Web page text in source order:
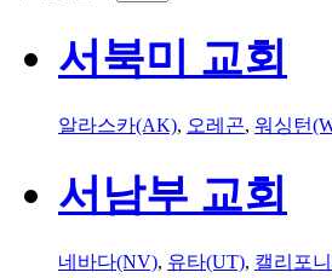
서북미 교회
알라스카(AK), 오레곤, 워싱턴
서남부 교회
네바다(NV), 유타(UT), 캘리포